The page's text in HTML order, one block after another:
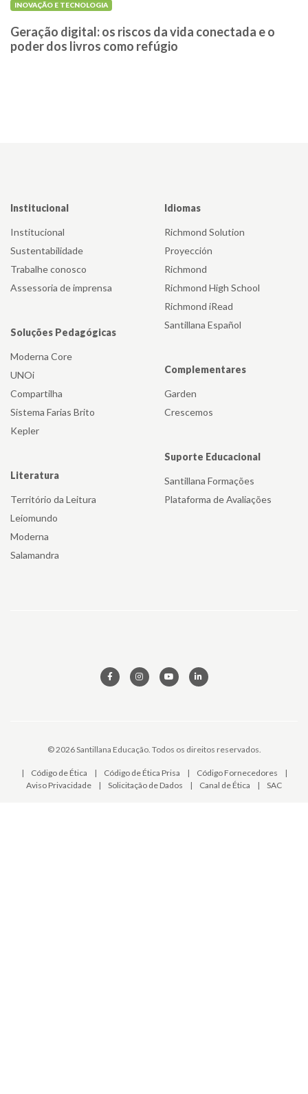
INOVAÇÃO E TECNOLOGIA
Geração digital: os riscos da vida conectada e o
poder dos livros como refúgio
Institucional
Institucional
Sustentabilidade
Trabalhe conosco
Assessoria de imprensa
Soluções Pedagógicas
Moderna Core
UNOi
Compartilha
Sistema Farias Brito
Kepler
Literatura
Território da Leitura
Leiomundo
Moderna
Salamandra
Idiomas
Richmond Solution
Proyección
Richmond
Richmond High School
Richmond iRead
Santillana Español
Complementares
Garden
Crescemos
Suporte Educacional
Santillana Formações
Plataforma de Avaliações
© 2026 Santillana Educação. Todos os direitos reservados.
| Código de Ética | Código de Ética Prisa | Código Fornecedores
|
Aviso Privacidade
| Solicitação de Dados | Canal de Ética | SAC